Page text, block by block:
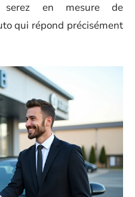
serez en mesure de
qui répond précisément